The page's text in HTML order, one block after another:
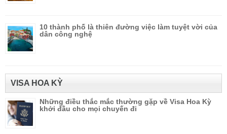
10 thành phố là thiên đường việc làm tuyệt vời của
dân công nghệ
VISA HOA KỲ
Những điều thắc mắc thường gặp về Visa Hoa Kỳ
khởi đầu cho mọi chuyến đi